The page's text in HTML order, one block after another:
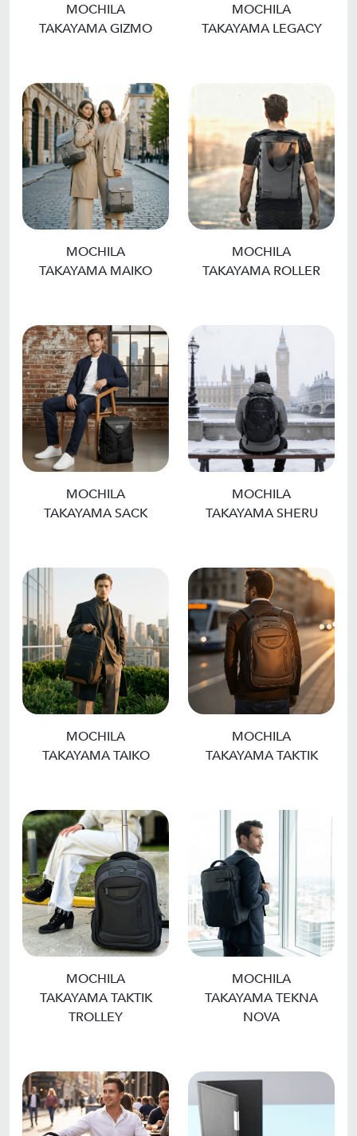
MOCHILA
TAKAYAMA GIZMO
MOCHILA
TAKAYAMA LEGACY
MOCHILA
TAKAYAMA MAIKO
MOCHILA
TAKAYAMA ROLLER
MOCHILA
TAKAYAMA SACK
MOCHILA
TAKAYAMA SHERU
MOCHILA
TAKAYAMA TAIKO
MOCHILA
TAKAYAMA TAKTIK
MOCHILA
TAKAYAMA TAKTIK
TROLLEY
MOCHILA
TAKAYAMA TEKNA
NOVA